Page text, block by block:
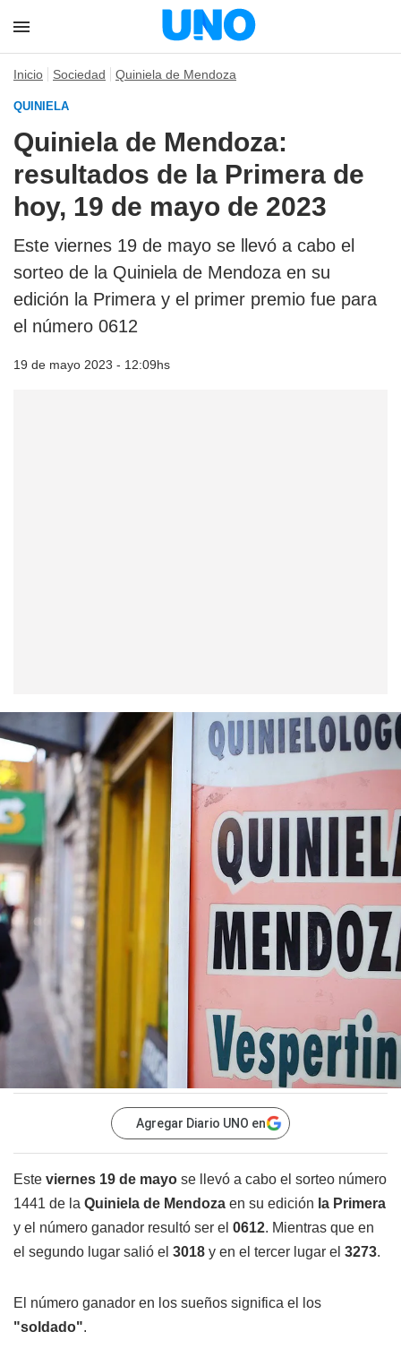
Inicio Sociedad Quiniela de Mendoza
QUINIELA
Quiniela de Mendoza:
resultados de la Primera de
hoy, 19 de mayo de 2023
Este viernes 19 de mayo se llevó a cabo el
sorteo de la Quiniela de Mendoza en su
edición la Primera y el primer premio fue para
el número 0612
19 de mayo 2023 - 12:09hs
Agregar Diario UNO en
Este viernes 19 de mayo se llevó a cabo el sorteo número
1441 de la Quiniela de Mendoza en su edición la Primera
y el número ganador resultó ser el 0612. Mientras que en
el segundo lugar salió el 3018 y en el tercer lugar el 3273.
El número ganador en los sueños significa el los
"soldado".